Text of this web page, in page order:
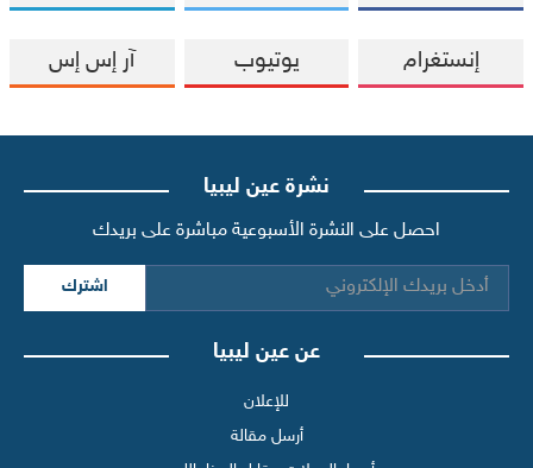
إنستغرام يوتيوب آر إس إس
نشرة عين ليبيا
احصل على النشرة الأسبوعية مباشرة على بريدك
اشترك
عن عين ليبيا
للإعلان
أرسل مقالة